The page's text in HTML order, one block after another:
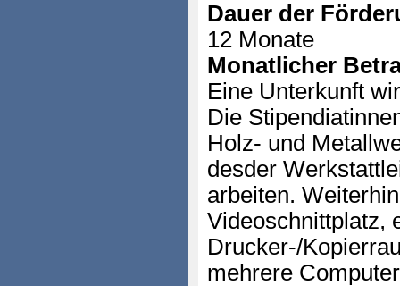
Dauer der
12 Monate
Monatlicher
Eine Unterkunft
Die
Holz- und
desder
arbeiten.
Videoschnittplatz,
Drucker-/
mehrere